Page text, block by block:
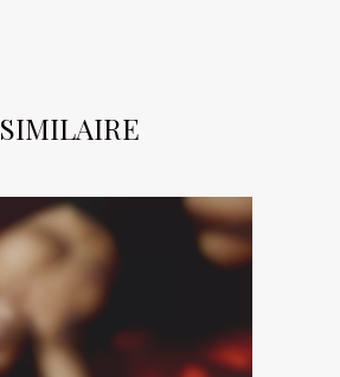
SIMILAIRE